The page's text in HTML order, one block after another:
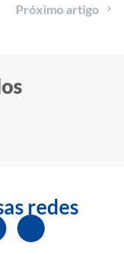
Próximo artigo
redes